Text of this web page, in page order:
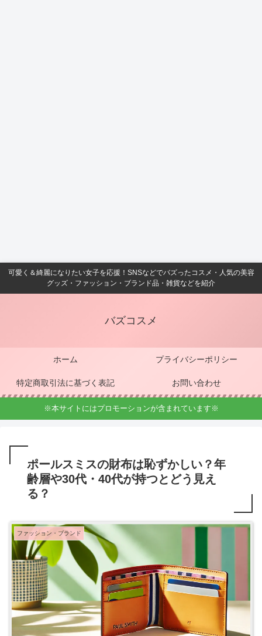
可愛く＆綺麗になりたい女子を応援！SNSなどでバズったコスメ・人気の美容
グッズ・ファッション・ブランド品・雑貨などを紹介
バズコスメ
ホーム プライバシーポリシー
特定商取引法に基づく表記 お問い合わせ
※本サイトにはプロモーションが含まれています※
ポールスミスの財布は恥ずかしい？年
齢層や30代・40代が持つとどう見え
る？
ファッション・ブランド